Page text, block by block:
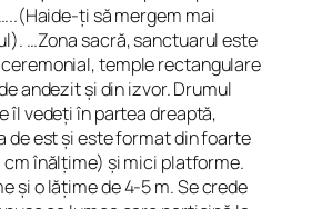
ți să mergem mai
…Zona sacră, sanctuarul este
temple rectangulare
andezit și din izvor. Drumul
îl vedeți în partea dreaptă,
de est și este format din foarte
înălțime) și mici platforme.
și o lățime de 4-5 m. Se crede